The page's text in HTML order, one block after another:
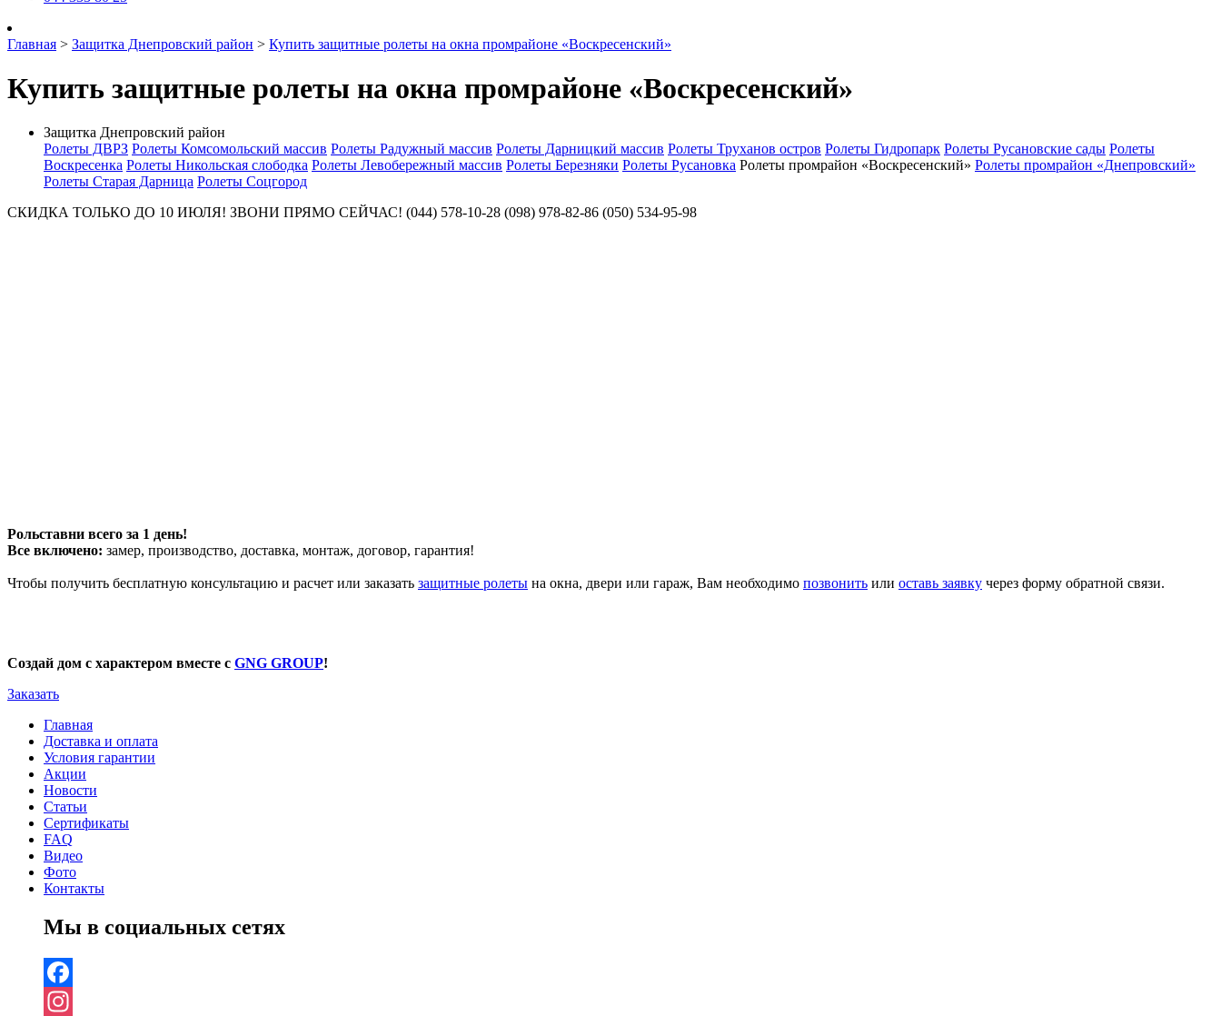
Главная > Защитка Днепровский район > Купить защитные ролеты на окна промрайоне «Воскресенский»
Купить защитные ролеты на окна промрайоне «Воскресенский»
Защитка Днепровский район
Ролеты ДВРЗ Ролеты Комсомольский массив Ролеты Радужный массив Ролеты Дарницкий массив Ролеты Труханов остров Ролеты Гидропарк Ролеты Русановские сады Ролеты
Воскресенка Ролеты Никольская слободка Ролеты Левобережный массив Ролеты Березняки Ролеты Русановка Ролеты промрайон «Воскресенский» Ролеты промрайон «Днепровский»
Ролеты Старая Дарница Ролеты Соцгород
СКИДКА ТОЛЬКО ДО 10 ИЮЛЯ! ЗВОНИ ПРЯМО СЕЙЧАС! (044) 578-10-28 (098) 978-82-86 (050) 534-95-98
Рольставни всего за 1 день!
Все включено: замер, производство, доставка, монтаж, договор, гарантия!
Чтобы получить бесплатную консультацию и расчет или заказать защитные ролеты на окна, двери или гараж, Вам необходимо позвонить или оставь заявку через форму обратной связи.
Создай дом с характером вместе с GNG GROUP!
Заказать
Главная
Доставка и оплата
Условия гарантии
Акции
Новости
Статьи
Сертификаты
FAQ
Видео
Фото
Контакты
Мы в социальных сетях
Facebook